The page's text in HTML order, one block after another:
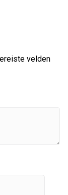
velden